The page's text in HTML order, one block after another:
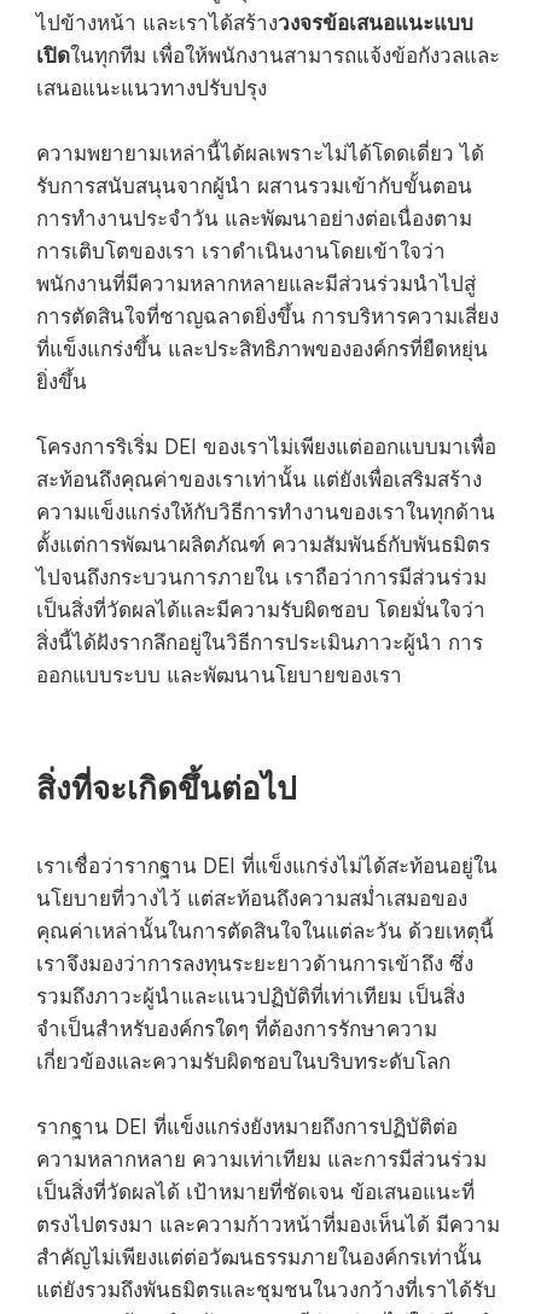
ไปข้างหน้า และเราได้สร้างวงจรข้อเสนอแนะแบบ
เปิดในทุกทีม เพื่อให้พนักงานสามารถแจ้งข้อกังวลและ
เสนอแนะแนวทางปรับปรุง
ความพยายามเหล่านี้ได้ผลเพราะไม่ได้โดดเดี่ยว ได้
รับการสนับสนุนจากผู้นำ ผสานรวมเข้ากับขั้นตอน
การทำงานประจำวัน และพัฒนาอย่างต่อเนื่องตาม
การเติบโตของเรา เราดำเนินงานโดยเข้าใจว่า
พนักงานที่มีความหลากหลายและมีส่วนร่วมนำไปสู่
การตัดสินใจที่ชาญฉลาดยิ่งขึ้น การบริหารความเสี่ยง
ที่แข็งแกร่งขึ้น และประสิทธิภาพขององค์กรที่ยืดหยุ่น
ยิ่งขึ้น
โครงการริเริ่ม DEI ของเราไม่เพียงแต่ออกแบบมาเพื่อ
สะท้อนถึงคุณค่าของเราเท่านั้น แต่ยังเพื่อเสริมสร้าง
ความแข็งแกร่งให้กับวิธีการทำงานของเราในทุกด้าน
ตั้งแต่การพัฒนาผลิตภัณฑ์ ความสัมพันธ์กับพันธมิตร
ไปจนถึงกระบวนการภายใน เราถือว่าการมีส่วนร่วม
เป็นสิ่งที่วัดผลได้และมีความรับผิดชอบ โดยมั่นใจว่า
สิ่งนี้ได้ฝังรากลึกอยู่ในวิธีการประเมินภาวะผู้นำ การ
ออกแบบระบบ และพัฒนานโยบายของเรา
สิ่งที่จะเกิดขึ้นต่อไป
เราเชื่อว่ารากฐาน DEI ที่แข็งแกร่งไม่ได้สะท้อนอยู่ใน
นโยบายที่วางไว้ แต่สะท้อนถึงความสม่ำเสมอของ
คุณค่าเหล่านั้นในการตัดสินใจในแต่ละวัน ด้วยเหตุนี้
เราจึงมองว่าการลงทุนระยะยาวด้านการเข้าถึง ซึ่ง
รวมถึงภาวะผู้นำและแนวปฏิบัติที่เท่าเทียม เป็นสิ่ง
จำเป็นสำหรับองค์กรใดๆ ที่ต้องการรักษาความ
เกี่ยวข้องและความรับผิดชอบในบริบทระดับโลก
รากฐาน DEI ที่แข็งแกร่งยังหมายถึงการปฏิบัติต่อ
ความหลากหลาย ความเท่าเทียม และการมีส่วนร่วม
เป็นสิ่งที่วัดผลได้ เป้าหมายที่ชัดเจน ข้อเสนอแนะที่
ตรงไปตรงมา และความก้าวหน้าที่มองเห็นได้ มีความ
สำคัญไม่เพียงแต่ต่อวัฒนธรรมภายในองค์กรเท่านั้น
แต่ยังรวมถึงพันธมิตรและชุมชนในวงกว้างที่เราได้รับ